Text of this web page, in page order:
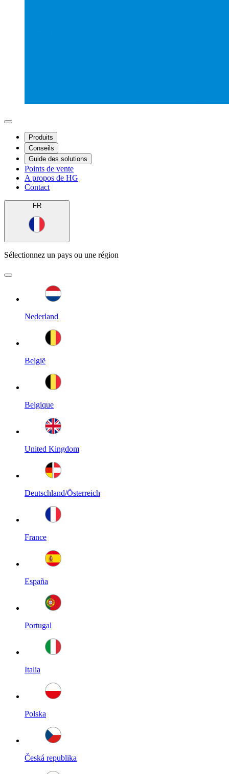
Produits
Conseils
Guide des solutions
Points de vente
A propos de HG
Contact
FR
Sélectionnez un pays ou une région
Nederland
België
Belgique
United Kingdom
Deutschland/Österreich
France
España
Portugal
Italia
Polska
Česká republika